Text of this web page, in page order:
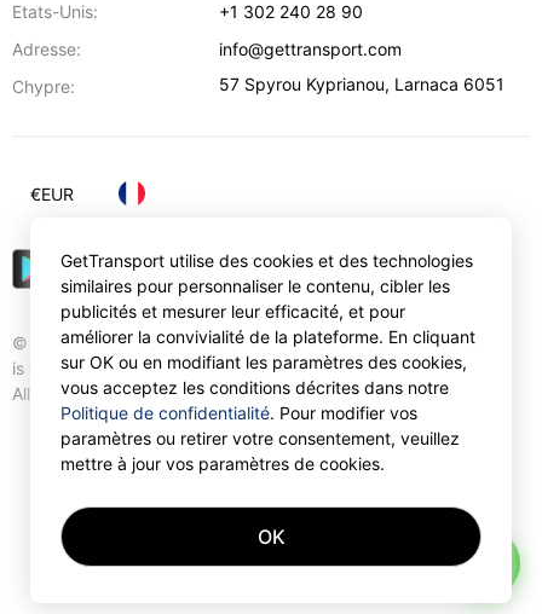
Etats-Unis:
+1 302 240 28 90
Adresse:
info@gettransport.com
Chypre:
57 Spyrou Kyprianou, Larnaca 6051
© Gettransport International Limited. GetTransport®
is trademark of Gettransport International Limited.
All rights reserved.
€EUR
GetTransport utilise des cookies et des technologies
similaires pour personnaliser le contenu, cibler les
publicités et mesurer leur efficacité, et pour
améliorer la convivialité de la plateforme. En cliquant
sur OK ou en modifiant les paramètres des cookies,
vous acceptez les conditions décrites dans notre
Politique de confidentialité. Pour modifier vos
paramètres ou retirer votre consentement, veuillez
mettre à jour vos paramètres de cookies.
OK
AI